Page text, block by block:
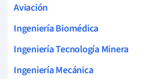
Aviación
Ingeniería Biomédica
Ingeniería Tecnología Minera
Ingeniería Mecánica